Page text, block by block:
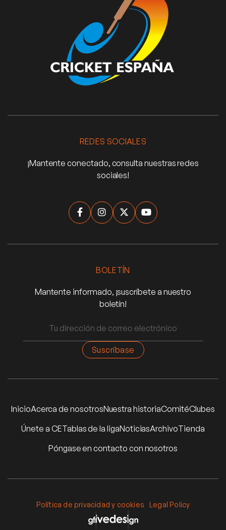
REDES SOCIALES
¡Mantente conectado, consulta nuestras redes
sociales!
   
BOLETÍN
Mantente informado, ¡suscríbete a nuestro
boletín!
InicioAcerca de nosotrosNuestra historiaComitéClubes
Únete a CETablas de la ligaNoticiasArchivoTienda
Póngase en contacto con nosotros
Política de privacidad y cookies Legal Policy